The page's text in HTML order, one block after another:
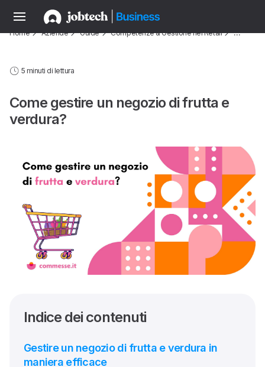
Home Aziende Guide Competenze & Gestione nel Retail …
5 minuti di lettura
Come gestire un negozio di frutta e
verdura?
Indice dei contenuti
Gestire un negozio di frutta e verdura in
maniera efficace